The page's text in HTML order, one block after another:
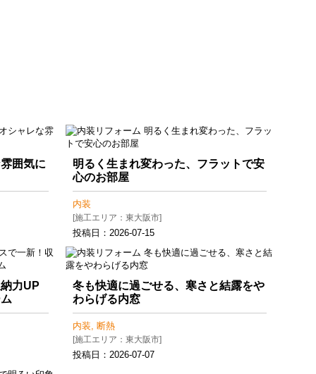
囲気に
明るく生まれ変わった、フラットで安
心のお部屋
内装
[施工エリア：東大阪市]
投稿日： 2026-07-15
力UP
冬も快適に過ごせる、寒さと結露をや
わらげる内窓
内装, 断熱
[施工エリア：東大阪市]
投稿日： 2026-07-07